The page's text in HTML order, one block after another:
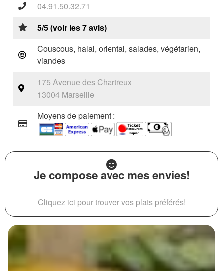
04.91.50.32.71
5/5 (voir les 7 avis)
Couscous, halal, oriental, salades, végétarien,
viandes
175 Avenue des Chartreux
13004 Marseille
Moyens de paiement :
Je compose avec mes envies!
Cliquez ici pour trouver vos plats préférés!